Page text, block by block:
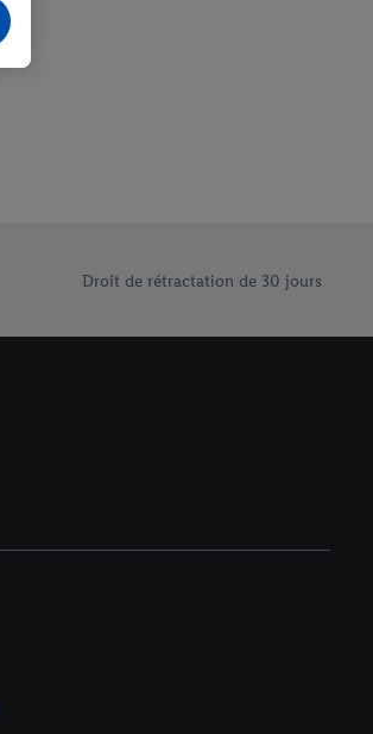
Droit de rétractation de 30 jours